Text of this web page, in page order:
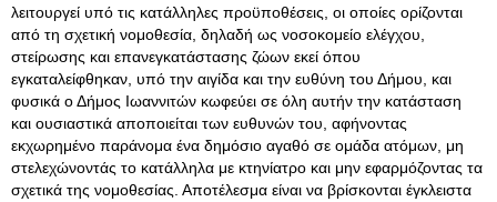
λειτουργεί υπό τις κατάλληλες προϋποθέσεις, οι οποίες ορίζονται
από τη σχετική νομοθεσία, δηλαδή ως νοσοκομείο ελέγχου,
στείρωσης και επανεγκατάστασης ζώων εκεί όπου
εγκαταλείφθηκαν, υπό την αιγίδα και την ευθύνη του Δήμου, και
φυσικά ο Δήμος Ιωαννιτών κωφεύει σε όλη αυτήν την κατάσταση
και ουσιαστικά αποποιείται των ευθυνών του, αφήνοντας
εκχωρημένο παράνομα ένα δημόσιο αγαθό σε ομάδα ατόμων, μη
στελεχώνοντάς το κατάλληλα με κτηνίατρο και μην εφαρμόζοντας τα
σχετικά της νομοθεσίας. Αποτέλεσμα είναι να βρίσκονται έγκλειστα